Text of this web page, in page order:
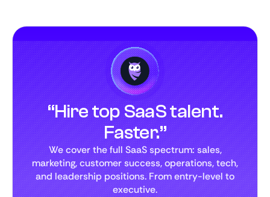
“Hire top SaaS talent.
Faster.”
We cover the full SaaS spectrum: sales,
marketing, customer success, operations, tech,
and leadership positions. From entry-level to
executive.